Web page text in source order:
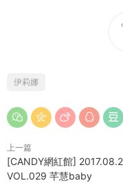
伊莉娜
上一篇
[CANDY網紅館]
VOL.029 芊慧baby